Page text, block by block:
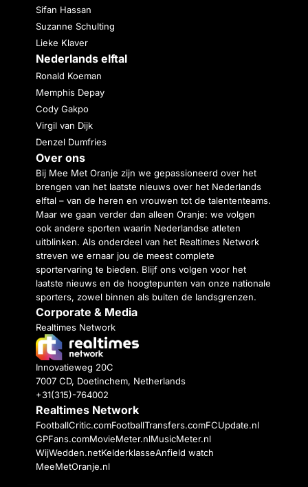
Sifan Hassan
Suzanne Schulting
Lieke Klaver
Nederlands elftal
Ronald Koeman
Memphis Depay
Cody Gakpo
Virgil van Dijk
Denzel Dumfries
Over ons
Bij Mee Met Oranje zijn we gepassioneerd over het
brengen van het laatste nieuws over het Nederlands
elftal – van de heren en vrouwen tot de talententeams.
Maar we gaan verder dan alleen Oranje: we volgen
ook andere sporten waarin Nederlandse atleten
uitblinken. Als onderdeel van het Realtimes Network
streven we ernaar jou de meest complete
sportervaring te bieden. Blijf ons volgen voor het
laatste nieuws en de hoogtepunten van onze nationale
sporters, zowel binnen als buiten de landsgrenzen.
Corporate & Media
Realtimes Network
Innovatieweg 20C
7007 CD, Doetinchem, Netherlands
+31(315)-764002
Realtimes Network
FootballCritic.comFootballTransfers.comFCUpdate.nl
GPFans.comMovieMeter.nlMusicMeter.nl
WijWedden.netKelderklasseAnfield watch
MeeMetOranje.nl